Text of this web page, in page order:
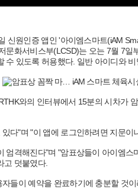
신원인증 앱인 '아이엠스마트(iAM
문화서비스부(LCSD)는 오는 7월 7
수 있도록 허용했다. 일반 아이디와
와의 인터뷰에서 15분의 시차가
다"며 "이 앱에 로그인하려면 지문
엄격해진다"며 "암표상들이 아이엠
고 덧붙였다.
들이 예약을 완료하기에 충분할 것